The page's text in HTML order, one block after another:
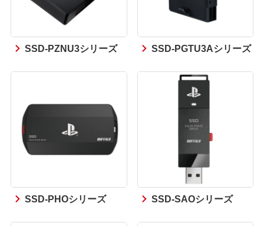
SSD-PZNU3シリーズ SSD-PGTU3Aシリーズ
SSD-PHOシリーズ SSD-SAOシリーズ